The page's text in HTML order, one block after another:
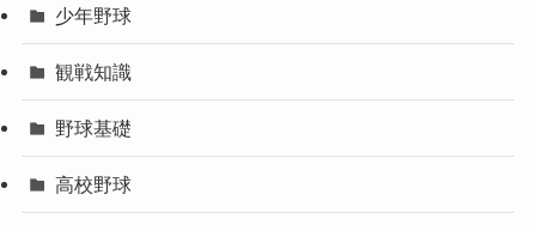
少年野球
観戦知識
野球基礎
高校野球